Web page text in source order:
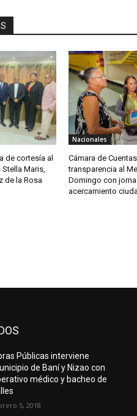
de cortesía al
Maris,
de la Rosa
Nacionales
Cámara de
transparencia al
Domingo con
acercamiento
Públicas interviene
de Baní y Nizao con
médico y bacheo de
5, 2018